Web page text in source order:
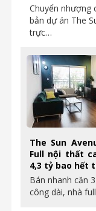
Chuyển nhượng
bản dự án The
trực…
The Sun
Full nội thất
4,3 tỷ bao hết
Bán nhanh căn
công dài, nhà